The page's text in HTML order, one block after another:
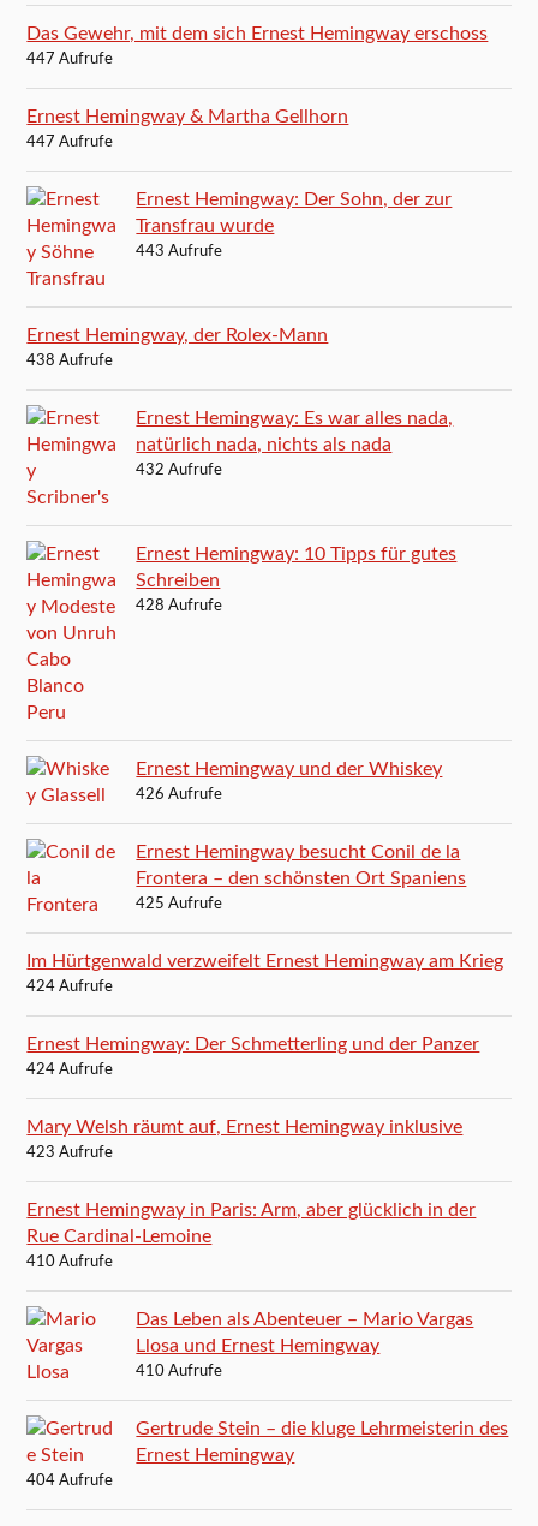
Das Gewehr, mit dem sich Ernest Hemingway erschoss
447 Aufrufe
Ernest Hemingway & Martha Gellhorn
447 Aufrufe
Ernest Hemingway: Der Sohn, der zur
Transfrau wurde
443 Aufrufe
Ernest Hemingway, der Rolex-Mann
438 Aufrufe
Ernest Hemingway: Es war alles nada,
natürlich nada, nichts als nada
432 Aufrufe
Ernest Hemingway: 10 Tipps für gutes
Schreiben
428 Aufrufe
Ernest Hemingway und der Whiskey
426 Aufrufe
Ernest Hemingway besucht Conil de la
Frontera – den schönsten Ort Spaniens
425 Aufrufe
Im Hürtgenwald verzweifelt Ernest Hemingway am Krieg
424 Aufrufe
Ernest Hemingway: Der Schmetterling und der Panzer
424 Aufrufe
Mary Welsh räumt auf, Ernest Hemingway inklusive
423 Aufrufe
Ernest Hemingway in Paris: Arm, aber glücklich in der
Rue Cardinal-Lemoine
410 Aufrufe
Das Leben als Abenteuer – Mario Vargas
Llosa und Ernest Hemingway
410 Aufrufe
Gertrude Stein – die kluge Lehrmeisterin des
Ernest Hemingway
404 Aufrufe